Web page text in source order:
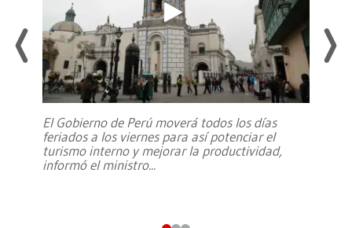
El Gobierno de Perú moverá todos los días
feriados a los viernes para así potenciar el
turismo interno y mejorar la productividad,
informó el ministro...